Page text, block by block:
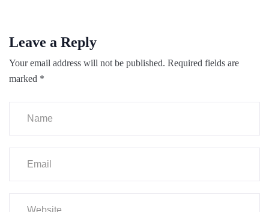
Leave a Reply
Your email address will not be published. Required fields are
marked *